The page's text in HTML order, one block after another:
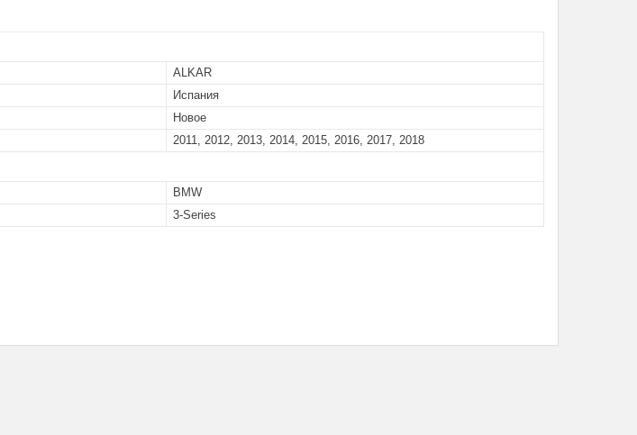
ALKAR
Испания
Новое
2011, 2012, 2013, 2014, 2015, 2016, 2017, 2018
BMW
3-Series